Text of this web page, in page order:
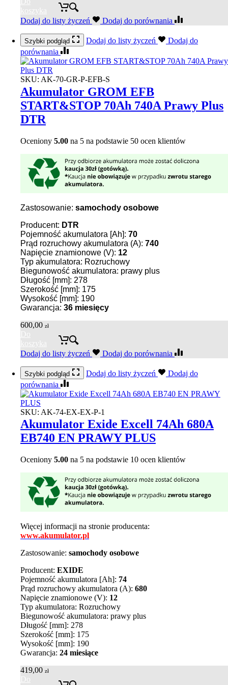
koszyka
Dodaj do listy życzeń
Dodaj do porównania
Szybki podgląd Dodaj do listy życzeń
Dodaj do
porównania
SKU: AK-70-GR-P-EFB-S
Akumulator GROM EFB
START&STOP 70Ah 740A Prawy Plus
DTR
Oceniony 5.00 na 5 na podstawie 50 ocen klientów
Zastosowanie: samochody osobowe
Producent: DTR
Pojemność akumulatora [Ah]: 70
Prąd rozruchowy akumulatora (A): 740
Napięcie znamionowe (V): 12
Typ akumulatora: Rozruchowy
Biegunowość akumulatora: prawy plus
Długość [mm]: 278
Szerokość [mm]: 175
Wysokość [mm]: 190
Gwarancja: 36 miesięcy
600,00 zł
Do
koszyka
Dodaj do listy życzeń
Dodaj do porównania
Szybki podgląd Dodaj do listy życzeń
Dodaj do
porównania
SKU: AK-74-EX-EX-P-1
Akumulator Exide Excell 74Ah 680A
EB740 EN PRAWY PLUS
Oceniony 5.00 na 5 na podstawie 10 ocen klientów
Więcej informacji na stronie producenta:
www.akumulator.pl
Zastosowanie: samochody osobowe
Producent: EXIDE
Pojemność akumulatora [Ah]: 74
Prąd rozruchowy akumulatora (A): 680
Napięcie znamionowe (V): 12
Typ akumulatora: Rozruchowy
Biegunowość akumulatora: prawy plus
Długość [mm]: 278
Szerokość [mm]: 175
Wysokość [mm]: 190
Gwarancja: 24 miesiące
419,00 zł
Do